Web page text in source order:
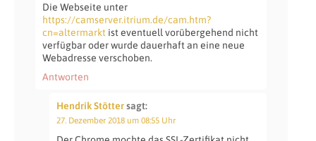
Die Webseite unter
https://camserver.itrium.de/cam.htm?
cn=altermarkt ist eventuell vorübergehend nicht
verfügbar oder wurde dauerhaft an eine neue
Webadresse verschoben.
Antworten
Hendrik Stöttersagt:
27. Dezember 2018 um 08:55 Uhr